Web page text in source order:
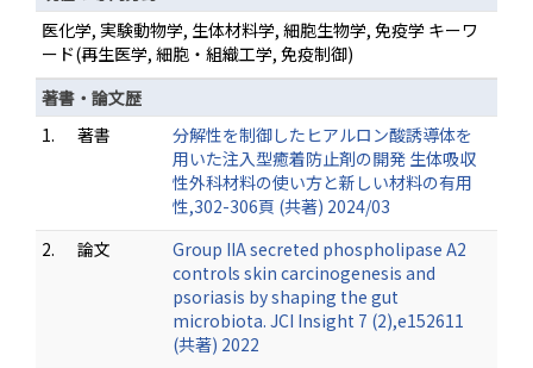
医化学, 実験動物学, 生体材料学, 細胞生物学, 免疫学 キーワ
ード(再生医学, 細胞・組織工学, 免疫制御)
著書・論文歴
1.
著書
分解性を制御したヒアルロン酸誘導体を
用いた注入型癒着防止剤の開発 生体吸収
性外科材料の使い方と新しい材料の有用
性,302-306頁 (共著) 2024/03
2.
論文
Group IIA secreted phospholipase A2
controls skin carcinogenesis and
psoriasis by shaping the gut
microbiota. JCI Insight 7 (2),e152611
(共著) 2022